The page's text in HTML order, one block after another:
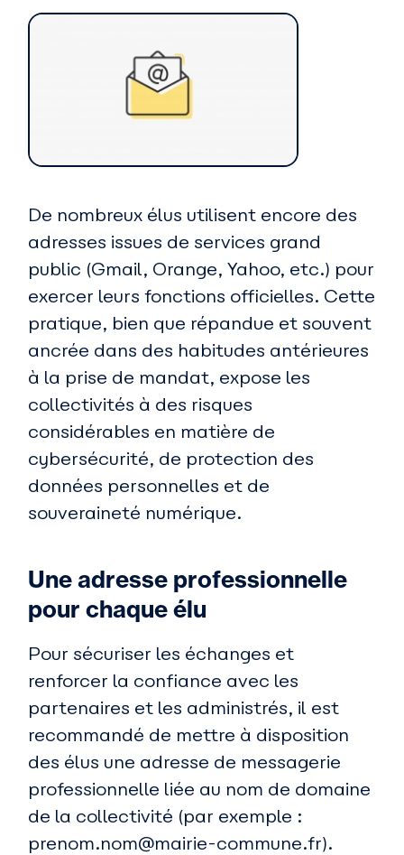
De nombreux élus utilisent encore des
adresses issues de services grand
public (Gmail, Orange, Yahoo, etc.) pour
exercer leurs fonctions officielles. Cette
pratique, bien que répandue et souvent
ancrée dans des habitudes antérieures
à la prise de mandat, expose les
collectivités à des risques
considérables en matière de
cybersécurité, de protection des
données personnelles et de
souveraineté numérique.
Une adresse professionnelle
pour chaque élu
Pour sécuriser les échanges et
renforcer la confiance avec les
partenaires et les administrés, il est
recommandé de mettre à disposition
des élus une adresse de messagerie
professionnelle liée au nom de domaine
de la collectivité (par exemple :
prenom.nom@mairie-commune.fr).